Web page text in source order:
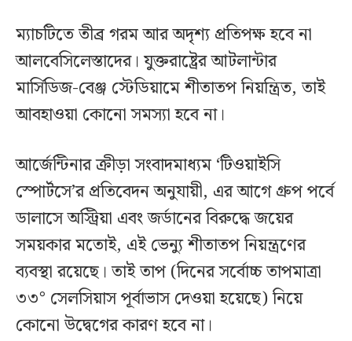
ম্যাচটিতে তীব্র গরম আর অদৃশ্য প্রতিপক্ষ হবে না
আলবেসিলেস্তাদের। যুক্তরাষ্ট্রের আটলান্টার
মার্সিডিজ-বেঞ্জ স্টেডিয়ামে শীতাতপ নিয়ন্ত্রিত, তাই
আবহাওয়া কোনো সমস্যা হবে না।
আর্জেন্টিনার ক্রীড়া সংবাদমাধ্যম ‘টিওয়াইসি
স্পোর্টসে’র প্রতিবেদন অনুযায়ী, এর আগে গ্রুপ পর্বে
ডালাসে অস্ট্রিয়া এবং জর্ডানের বিরুদ্ধে জয়ের
সময়কার মতোই, এই ভেন্যু শীতাতপ নিয়ন্ত্রণের
ব্যবস্থা রয়েছে। তাই তাপ (দিনের সর্বোচ্চ তাপমাত্রা
৩৩° সেলসিয়াস পূর্বাভাস দেওয়া হয়েছে) নিয়ে
কোনো উদ্বেগের কারণ হবে না।